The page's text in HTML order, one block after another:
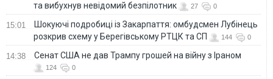
та вибухнув невідомий безпілотник
27 0
15:01
Шокуючі подробиці із Закарпаття: омбудсмен Лубінець
розкрив схему у Берегівському РТЦК та СП
144 0
14:38 Сенат США не дав Трампу грошей на війну з Іраном
124 0